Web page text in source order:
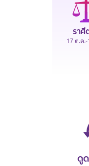
ราศี
17 ต.ค.-
ดู